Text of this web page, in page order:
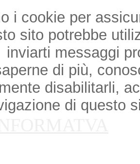
i cookie per
sito potrebbe
inviarti messaggi
di più,
disabilitarli,
di questo